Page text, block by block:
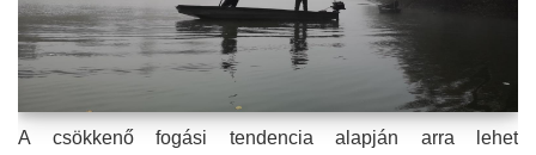
A csökkenő fogási tendencia alapján arra lehet